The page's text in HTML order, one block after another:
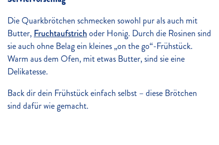
Die Quarkbrötchen schmecken sowohl pur als auch mit
Butter,Fruchtaufstrichoder Honig. Durch die Rosinen sind
sie auch ohne Belag ein kleines „on the go“-Frühstück.
Warm aus dem Ofen, mit etwas Butter, sind sie eine
Delikatesse.
Back dir dein Frühstück einfach selbst – diese Brötchen
sind dafür wie gemacht.